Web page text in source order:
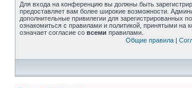
Для входа на конференцию вы должны быть
предоставляет вам более широкие возможности.
дополнительные привилегии для зарегистрированных
ознакомиться с правилами и политикой, принятыми
означает согласие со всеми правилами.
Общие правила|